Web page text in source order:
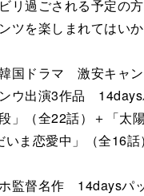
リ過ごされる予定の方
ツを楽しまれてはいか
ドラマ 激安キャン
ンウ出演3作品 14days
」（全22話）＋「太
いま恋愛中」（全16
ホ監督名作 14daysパ